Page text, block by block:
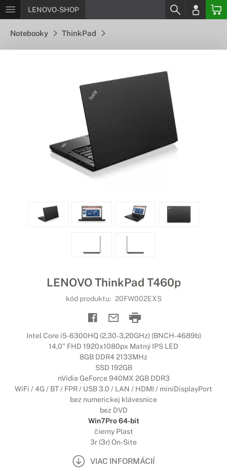
LENOVO-SHOP
Notebooky ThinkPad
LENOVO ThinkPad T460p
kód produktu: 20FW002EXS
Intel Core i5-6300HQ (2,30-3,20GHz) (BNCH-4689b)
14,0" FHD 1920x1080px Matný IPS LED
8GB DDR4 2133MHz
SSD 192GB
nVidia GeForce 940MX 2GB DDR3
WiFi / 4G / BT / FPR / USB 3.0 / LAN / HDMI / miniDisplayPort
bez numerickej klávesnice
bez DVD
Win7Pro 64-bit
čierny Plast
3r (3r) On-Site
VIAC INFORMÁCIÍ